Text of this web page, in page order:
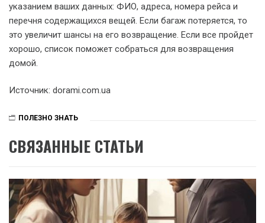
указанием ваших данных: ФИО, адреса, номера рейса и
перечня содержащихся вещей. Если багаж потеряется, то
это увеличит шансы на его возвращение. Если все пройдет
хорошо, список поможет собраться для возвращения
домой.
Источник: dorami.com.ua
ПОЛЕЗНО ЗНАТЬ
СВЯЗАННЫЕ СТАТЬИ